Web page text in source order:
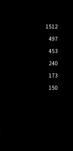
1512
497
453
240
173
150